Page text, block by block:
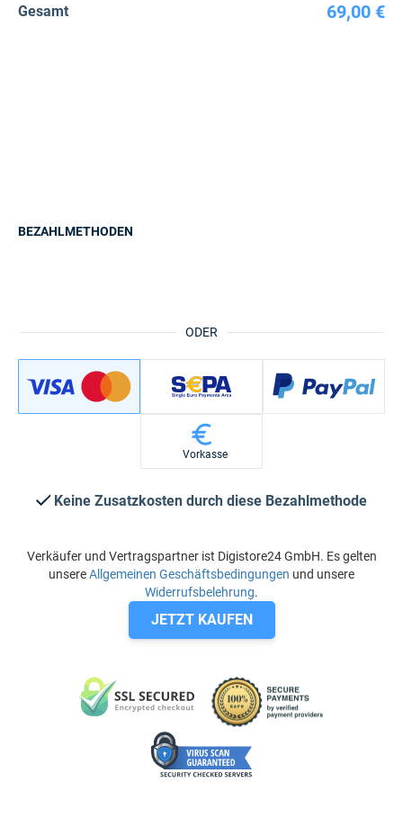
Gesamt 69,00 €
ODER
BEZAHLMETHODEN
Vorkasse
Keine Zusatzkosten durch diese Bezahlmethode
Verkäufer und Vertragspartner ist Digistore24 GmbH. Es gelten
unsereAllgemeinen Geschäftsbedingungen und unsere
Widerrufsbelehrung.
JETZT KAUFEN